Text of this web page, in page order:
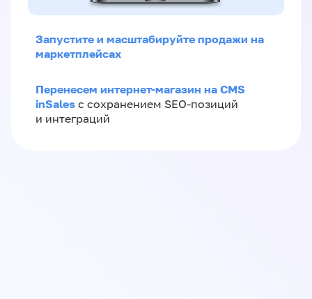
Запустите и масштабируйте продажи на
маркетплейсах
Перенесем интернет-магазин на CMS
inSales с сохранением SEO-позиций
и интеграций